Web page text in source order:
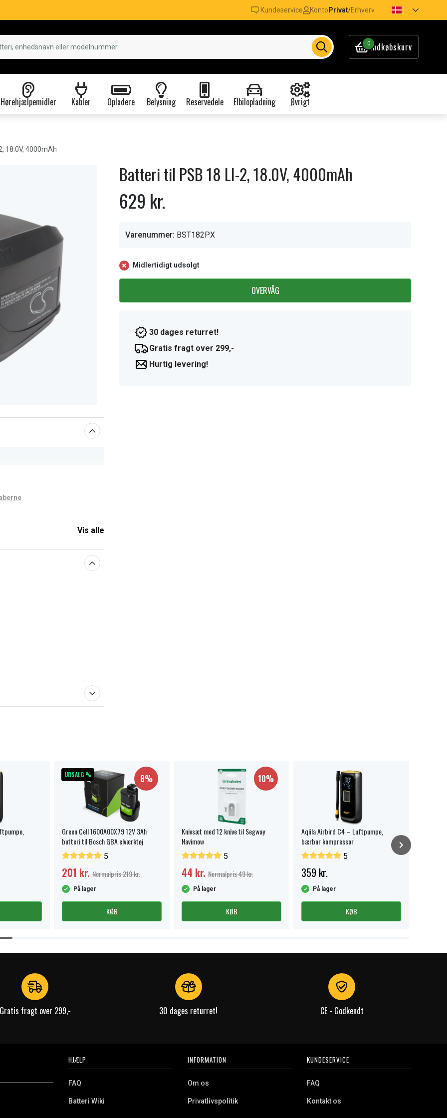
Kundeservice Konto Privat/Erhverv
0Indkøbskurv
Hørehjælpemidler Kabler Opladere Belysning Reservedele Elbilopladning Øvrigt
18.0V, 4000mAh
Vis alle
Batteri til PSB 18 LI-2, 18.0V, 4000mAh
629 kr.
Varenummer: BST182PX
Midlertidigt udsolgt
OVERVÅG
30 dages returret!
Gratis fragt over 299,-
Hurtig levering!
UDSALG % 8%
Green Cell 1600A00X79 12V 3Ah
batteri til Bosch GBA elværktøj
5
201 kr. Normalpris 219 kr.
På lager
KØB
10%
Knivsæt med 12 knive til Segway
Navimow
5
44 kr. Normalpris 49 kr.
På lager
KØB
Aqiila Airbird C4 – Luftpumpe,
bærbar kompressor
5
359 kr.
På lager
KØB
Gratis fragt over 299,- 30 dages returret! CE - Godkendt
HJÆLP
FAQ
Batteri Wiki
INFORMATION
Om os
Privatlivspolitik
KUNDESERVICE
FAQ
Kontakt os